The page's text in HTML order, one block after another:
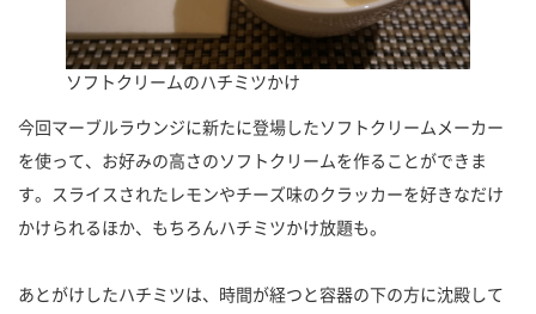
ソフトクリームのハチミツかけ
今回マーブルラウンジに新たに登場したソフトクリームメーカー
を使って、お好みの高さのソフトクリームを作ることができま
す。スライスされたレモンやチーズ味のクラッカーを好きなだけ
かけられるほか、もちろんハチミツかけ放題も。
あとがけしたハチミツは、時間が経つと容器の下の方に沈殿して